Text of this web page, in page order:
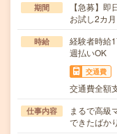
期間
【急募】
お試し2カ
時給
経験者時
週払いOK
交通費
交通費全額
仕事内容
まるで高級
できたばか